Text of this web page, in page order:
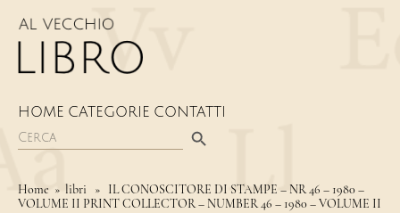
HOME CATEGORIE CONTATTI
Search
for:
Home » libri » IL CONOSCITORE DI STAMPE – NR 46 – 1980 –
VOLUME II PRINT COLLECTOR – NUMBER 46 – 1980 – VOLUME II